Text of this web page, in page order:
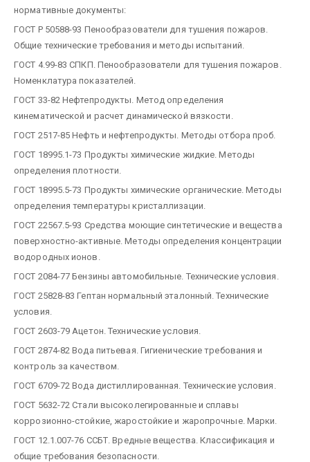
нормативные документы:
ГОСТ Р 50588-93 Пенообразователи для тушения пожаров.
Общие технические требования и методы испытаний.
ГОСТ 4.99-83 СПКП. Пенообразователи для тушения пожаров.
Номенклатура показателей.
ГОСТ 33-82 Нефтепродукты. Метод определения
кинематической и расчет динамической вязкости.
ГОСТ 2517-85 Нефть и нефтепродукты. Методы отбора проб.
ГОСТ 18995.1-73 Продукты химические жидкие. Методы
определения плотности.
ГОСТ 18995.5-73 Продукты химические органические. Методы
определения температуры кристаллизации.
ГОСТ 22567.5-93 Средства моющие синтетические и вещества
поверхностно-активные. Методы определения концентрации
водородных ионов.
ГОСТ 2084-77 Бензины автомобильные. Технические условия.
ГОСТ 25828-83 Гептан нормальный эталонный. Технические
условия.
ГОСТ 2603-79 Ацетон. Технические условия.
ГОСТ 2874-82 Вода питьевая. Гигиенические требования и
контроль за качеством.
ГОСТ 6709-72 Вода дистиллированная. Технические условия.
ГОСТ 5632-72 Стали высоколегированные и сплавы
коррозионно-стойкие, жаростойкие и жаропрочные. Марки.
ГОСТ 12.1.007-76 ССБТ. Вредные вещества. Классификация и
общие требования безопасности.